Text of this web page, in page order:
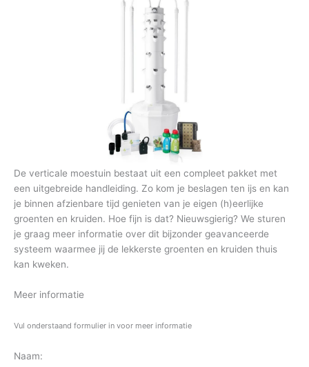
De verticale moestuin bestaat uit een compleet pakket met
een uitgebreide handleiding. Zo kom je beslagen ten ijs en kan
je binnen afzienbare tijd genieten van je eigen (h)eerlijke
groenten en kruiden. Hoe fijn is dat? Nieuwsgierig? We sturen
je graag meer informatie over dit bijzonder geavanceerde
systeem waarmee jij de lekkerste groenten en kruiden thuis
kan kweken.
Meer informatie
Vul onderstaand formulier in voor meer informatie
Naam: